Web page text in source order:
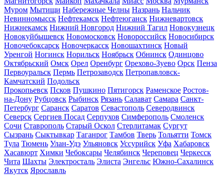
Муром Мытищи Набережные Челны Назрань Нальчик
Невинномысск Нефтекамск Нефтеюганск Нижневартовск
Нижнекамск Нижний Новгород Нижний Тагил Новокузнецк
Новокуйбышевск Новомосковск Новороссийск Новосибирск
Новочебоксарск Новочеркасск Новошахтинск Новый
Уренгой Ногинск Норильск Ноябрьск Обнинск Одинцово
Октябрьский Омск Орел Оренбург Орехово-Зуево Орск Пенза
Первоуральск Пермь Петрозаводск Петропавловск-
Камчатский Подольск
Прокопьевск Псков Пушкино Пятигорск Раменское Ростов-
на-Дону Рубцовск Рыбинск Рязань Салават Самара Санкт-
Петербург Саранск Саратов Севастополь Северодвинск
Северск Сергиев Посад Серпухов Симферополь Смоленск
Сочи Ставрополь Старый Оскол Стерлитамак Сургут
Сызрань Сыктывкар Таганрог Тамбов Тверь Тольятти Томск
Тула Тюмень Улан-Удэ Ульяновск Уссурийск Уфа Хабаровск
Хасавюрт Химки Чебоксары Челябинск Череповец Черкесск
Чита Шахты Электросталь Элиста Энгельс Южно-Сахалинск
Якутск Ярославль